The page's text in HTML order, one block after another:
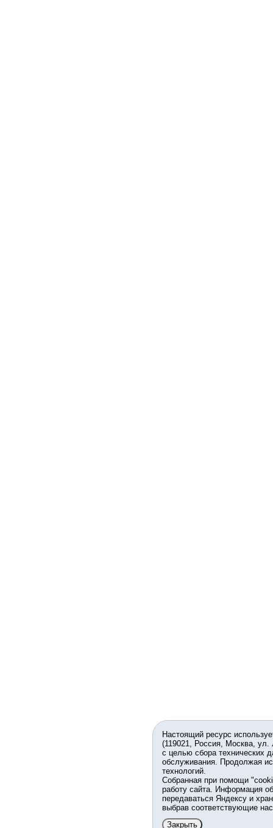
Настоящий ресурс
(119021, Россия, Москва,
с целью сбора технических
обслуживания. Продолжая
технологий.
Собранная при помощи
работу сайта. Информация
передаваться Яндексу и
выбрав соответствующие
Закрыть